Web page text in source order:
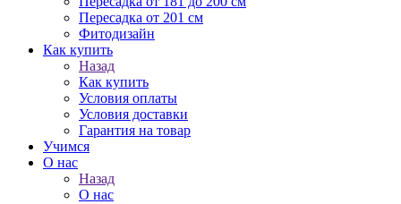
Пересадка от 201 см
Фитодизайн
Как купить
Назад
Как купить
Условия оплаты
Условия доставки
Гарантия на товар
Учимся
О нас
Назад
О нас